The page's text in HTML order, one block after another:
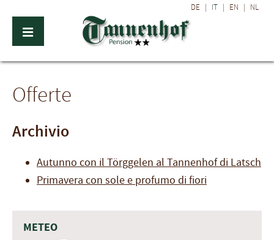
DE | IT | EN | NL
Offerte
Archivio
Autunno con il Törggelen al Tannenhof di Latsch
Primavera con sole e profumo di fiori
METEO